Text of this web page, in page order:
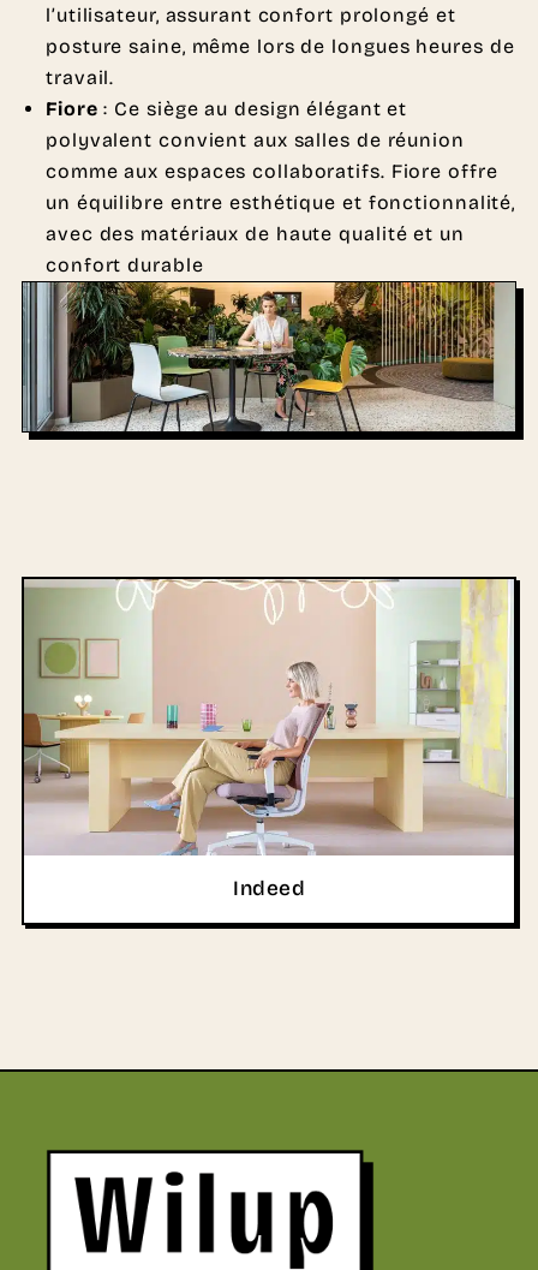
l’utilisateur, assurant confort prolongé et
posture saine, même lors de longues heures de
travail.
Fiore : Ce siège au design élégant et
polyvalent convient aux salles de réunion
comme aux espaces collaboratifs. Fiore offre
un équilibre entre esthétique et fonctionnalité,
avec des matériaux de haute qualité et un
confort durable
Indeed
Revenir sur la page d'accueil